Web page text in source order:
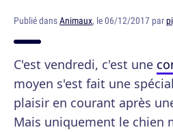
Publié dansAnimaux, le 06/12/2017 par
C'est vendredi, c'est une
moyen s'est fait une
plaisir en courant après
Mais uniquement le chien